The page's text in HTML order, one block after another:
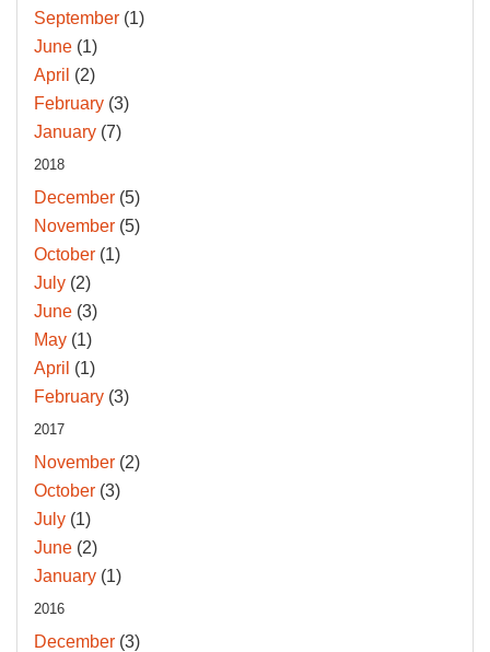
September (1)
June (1)
April (2)
February (3)
January (7)
2018
December (5)
November (5)
October (1)
July (2)
June (3)
May (1)
April (1)
February (3)
2017
November (2)
October (3)
July (1)
June (2)
January (1)
2016
December (3)